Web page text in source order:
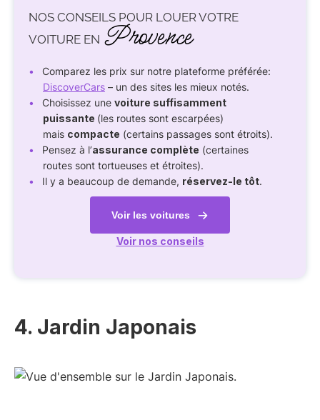
NOS CONSEILS POUR LOUER VOTRE
VOITURE EN Provence
Comparez les prix sur notre plateforme préférée:
DiscoverCars – un des sites les mieux notés.
Choisissez une voiture suffisamment
puissante (les routes sont escarpées)
mais compacte (certains passages sont étroits).
Pensez à l’assurance complète (certaines
routes sont tortueuses et étroites).
Il y a beaucoup de demande, réservez-le tôt.
Voir les voitures
Voir nos conseils
4. Jardin Japonais